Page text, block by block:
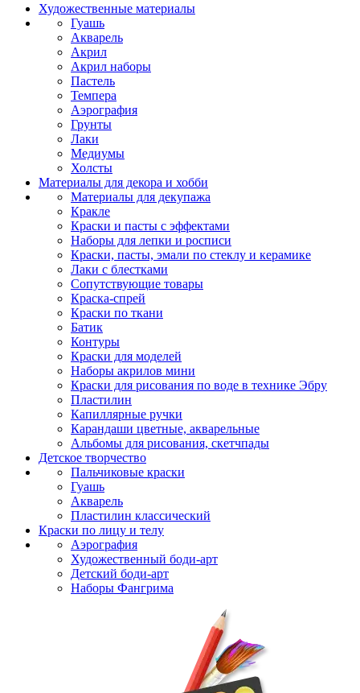
Художественные материалы
Гуашь
Акварель
Акрил
Акрил наборы
Пастель
Темпера
Аэрография
Грунты
Лаки
Медиумы
Холсты
Материалы для декора и хобби
Материалы для декупажа
Кракле
Краски и пасты с эффектами
Наборы для лепки и росписи
Краски, пасты, эмали по стеклу и керамике
Лаки с блестками
Сопутствующие товары
Краска-спрей
Краски по ткани
Батик
Контуры
Краски для моделей
Наборы акрилов мини
Краски для рисования по воде в технике Эбру
Пластилин
Капиллярные ручки
Карандаши цветные, акварельные
Альбомы для рисования, скетчпады
Детское творчество
Пальчиковые краски
Гуашь
Акварель
Пластилин классический
Краски по лицу и телу
Аэрография
Художественный боди-арт
Детский боди-арт
Наборы Фангрима